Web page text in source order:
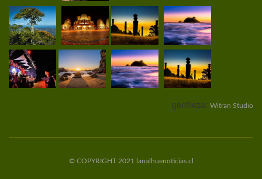
gentileza: Witran Studio
© COPYRIGHT 2021 lanalhuenoticias.cl